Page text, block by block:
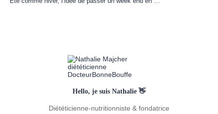
Hello, je suis Nathalie 👋
Diététicienne-nutritionniste & fondatrice